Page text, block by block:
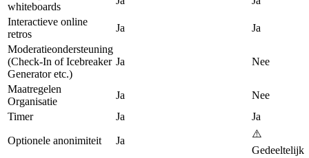
whiteboards
Interactieve online
retros
Ja
Ja
Moderatieondersteuning
(Check-In of Icebreaker
Generator etc.)
Ja Nee
Maatregelen
Organisatie
Ja
Nee
Timer
Ja Ja
Optionele anonimiteit Ja
⚠️
Gedeeltelijk